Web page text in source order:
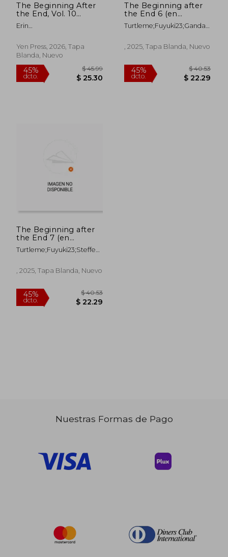
dcto. dcto. $
The Beginning After
the End, Vol. 10
(comic)
Erin
Yen Press, 2026, Tapa
Blanda, Nuevo
45%
dcto. $ 25.30
The Beginning after
the End 6 (en
,Alemán)
Turtleme;Fuyuki23;Gandalf
, 2025, Tapa Blanda, Nuevo
The Beginning after
the End 7 (en
,Alemán)
Turtleme;Fuyuki23;Steffen
, 2025, Tapa Blanda, Nuevo
Nuestras Formas de Pago